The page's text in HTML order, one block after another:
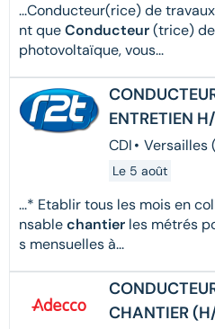
...Conducteur(rice) de
nt queConducteur(trice)
photovoltaïque, vous...
ENTRETIEN
CDI• Versailles
Le 5 août
...* Etablir tous les mois en
nsablechantier les métrés
s mensuelles à...
CHANTIER